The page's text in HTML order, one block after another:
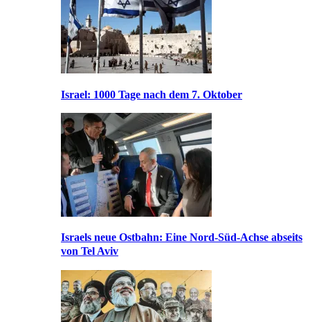
Israel: 1000 Tage nach dem 7. Oktober
Israels neue Ostbahn: Eine Nord-Süd-Achse abseits
von Tel Aviv